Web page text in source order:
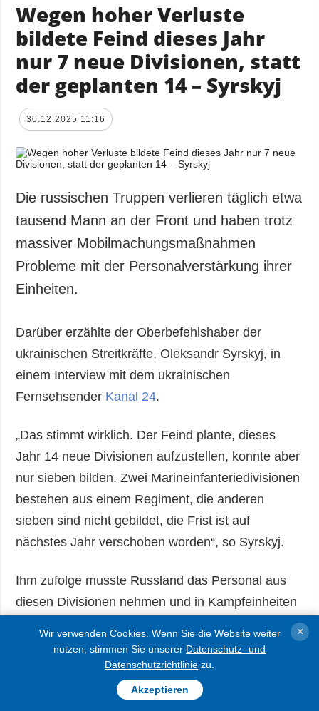
Wegen hoher Verluste
bildete Feind dieses Jahr
nur 7 neue Divisionen, statt
der geplanten 14 – Syrskyj
30.12.2025 11:16
Die russischen Truppen verlieren täglich etwa
tausend Mann an der Front und haben trotz
massiver Mobilmachungsmaßnahmen
Probleme mit der Personalverstärkung ihrer
Einheiten.
Darüber erzählte der Oberbefehlshaber der
ukrainischen Streitkräfte, Oleksandr Syrskyj, in
einem Interview mit dem ukrainischen
Fernsehsender Kanal 24.
„Das stimmt wirklich. Der Feind plante, dieses
Jahr 14 neue Divisionen aufzustellen, konnte aber
nur sieben bilden. Zwei Marineinfanteriedivisionen
bestehen aus einem Regiment, die anderen
sieben sind nicht gebildet, die Frist ist auf
nächstes Jahr verschoben worden“, so Syrskyj.
Ihm zufolge musste Russland das Personal aus
diesen Divisionen nehmen und in Kampfeinheiten
Der Oberbefehlshaber merkte außerdem an, dass
die russischen Verluste an bestimmten
Wir verwenden Cookies. Wenn Sie die Website weiter
nutzen, stimmen Sie unserer Datenschutz- und
Datenschutzrichtlinie zu.
Akzeptieren
×